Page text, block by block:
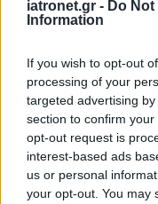
iatronet.gr - Do
Information
If you wish to opt-out
processing of your
targeted advertising
section to confirm
opt-out request is
interest-based ads
us or personal
your opt-out. You may